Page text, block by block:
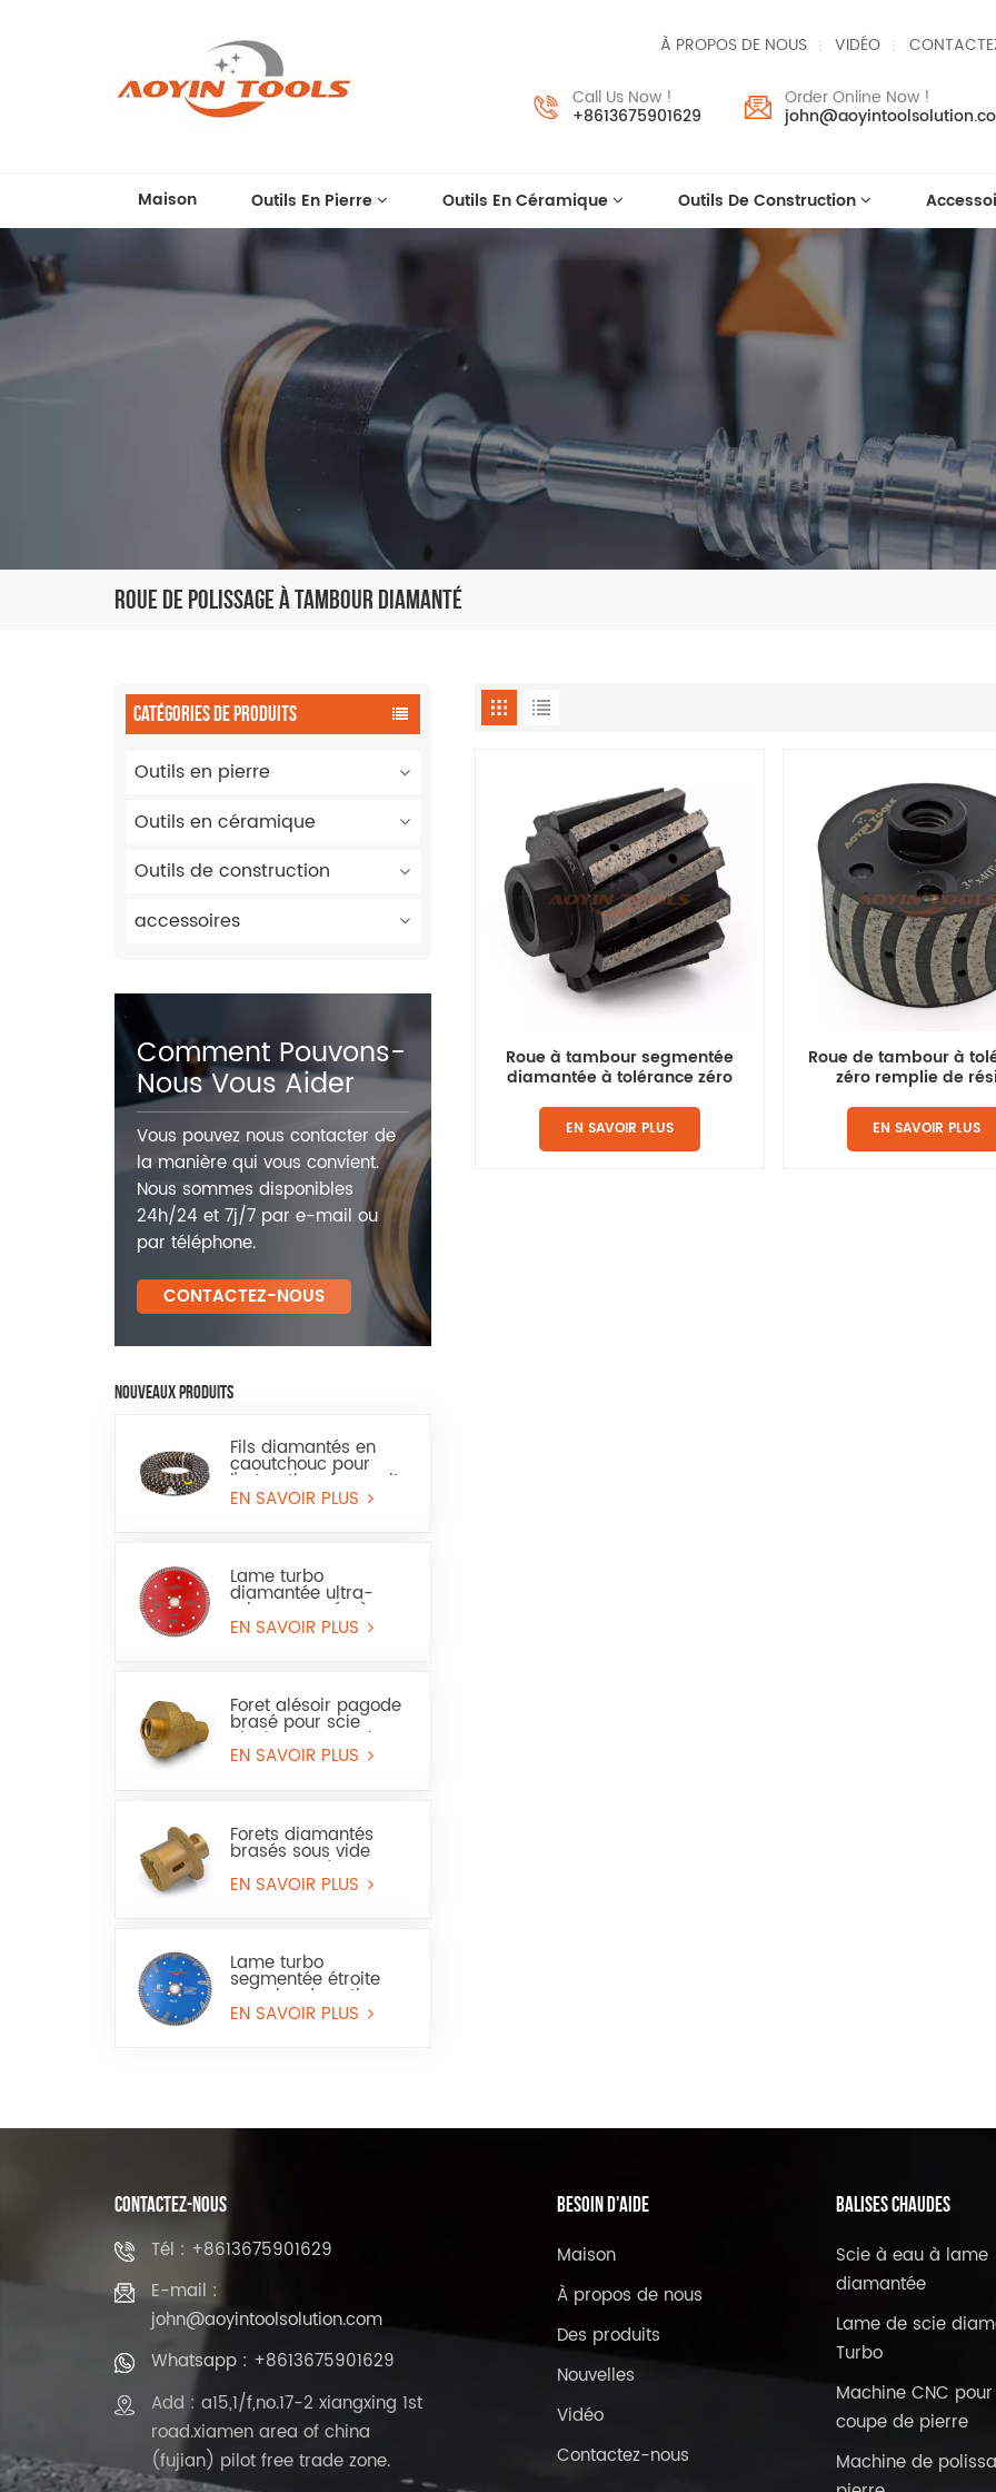
À PROPOS DE NOUS VIDÉO
Call Us Now !
+8613675901629
Order Online Now !
Maison Outils En Pierre Outils En Céramique Outils De Construction
Roue De Polissage À Tambour Diamanté
CATÉGORIES DE PRODUITS
Outils en pierre
Outils en céramique
Outils de construction
accessoires
Comment Pouvons-
Nous Vous Aider
Vous pouvez nous contacter de
la manière qui vous convient.
Nous sommes disponibles
24h/24 et 7j/7 par e-mail ou
par téléphone.
CONTACTEZ-NOUS
NOUVEAUX PRODUITS
Fils diamantés en
caoutchouc pour
l'extraction du granit
et du grès
EN SAVOIR PLUS
Lame turbo
diamantée ultra-
mince pressée à
chaud pour granit et
EN SAVOIR PLUS
Foret alésoir pagode
brasé pour scie
cloche pour marbre
ou céramique
EN SAVOIR PLUS
Forets diamantés
brasés sous vide
pour trous de
carrelage, de marbre
EN SAVOIR PLUS
Lame turbo
segmentée étroite
avec bord continu
pour granit et pierre
EN SAVOIR PLUS
Roue à tambour segmentée
diamantée à tolérance zéro
EN SAVOIR PLUS
Roue de tambour à
zéro remplie de
EN SAVOIR PLUS
CONTACTEZ-NOUS
Tél : +8613675901629
E-mail :
john@aoyintoolsolution.com
Whatsapp : +8613675901629
Add : a15,1/f,no.17-2 xiangxing 1st
road.xiamen area of china
(fujian) pilot free trade zone.
BESOIN D'AIDE
Maison
À propos de nous
Des produits
Nouvelles
Vidéo
Contactez-nous
Balises Chaudes
Scie à eau à lame
diamantée
Lame de scie
Turbo
Machine CNC
coupe de pierre
Machine de